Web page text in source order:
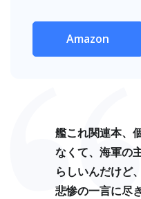
Amazon
艦これ関連本、
なくて、海軍の
らしいんだけど
悲惨の一言に尽